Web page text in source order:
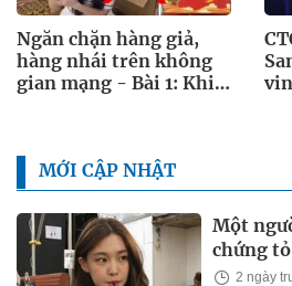
Ngăn chặn hàng giả,
hàng nhái trên không
gian mạng - Bài 1: Khi
MỚI CẬP NHẬT
Một
chứng
2 ngày